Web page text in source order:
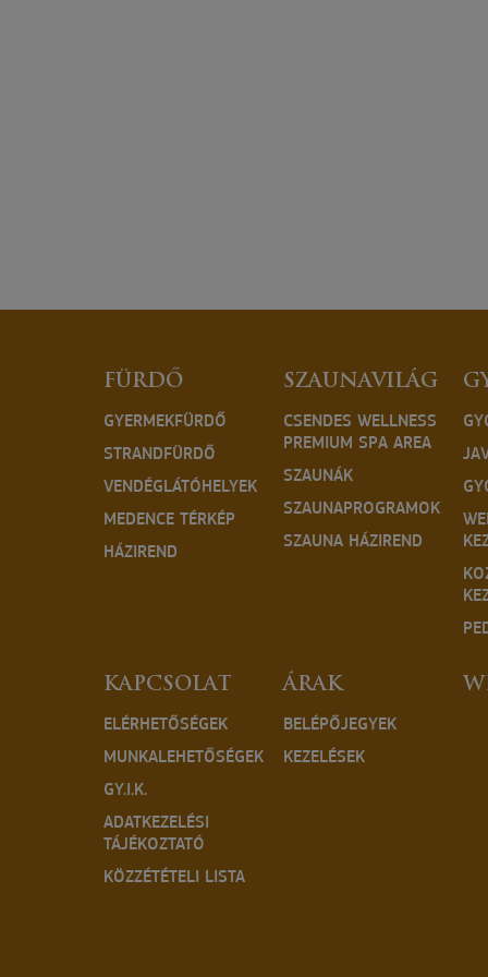
FÜRDŐ
GYERMEKFÜRDŐ
STRANDFÜRDŐ
VENDÉGLÁTÓHELYEK
MEDENCE TÉRKÉP
HÁZIREND
SZAUNAVILÁG
CSENDES WELLNESS
PREMIUM SPA AREA
SZAUNÁK
SZAUNAPROGRAMOK
SZAUNA HÁZIREND
KAPCSOLAT
ELÉRHETŐSÉGEK
MUNKALEHETŐSÉGEK
GY.I.K.
ADATKEZELÉSI
TÁJÉKOZTATÓ
KÖZZÉTÉTELI LISTA
ÁRAK
BELÉPŐJEGYEK
KEZELÉSEK